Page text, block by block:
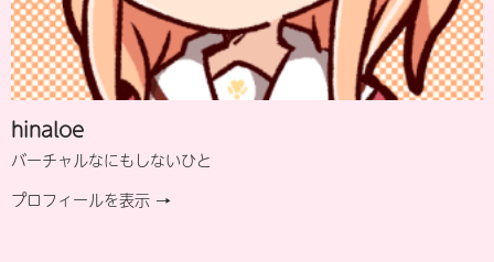
hinaloe
バーチャルなにもしないひと
プロフィールを表示 →